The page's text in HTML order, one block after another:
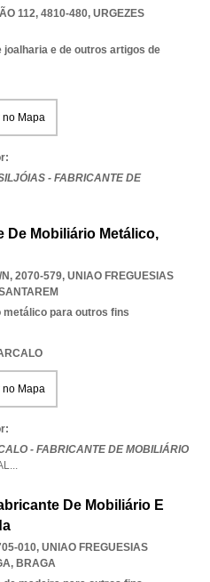
112, 4810-480, URGEZES
joalharia e de outros artigos de
no Mapa
- FABRICANTE DE
De Mobiliário Metálico,
2070-579, UNIAO FREGUESIAS
metálico para outros fins
no Mapa
- FABRICANTE DE MOBILIÁRIO
...
De Mobiliário E
010, UNIAO FREGUESIAS
, BRAGA